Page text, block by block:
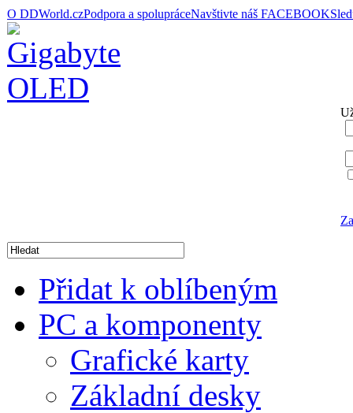
O DDWorld.czPodpora a spolupráceNavštivte náš FACEBOOK
Přidat k oblíbeným
PC a komponenty
Grafické karty
Základní desky